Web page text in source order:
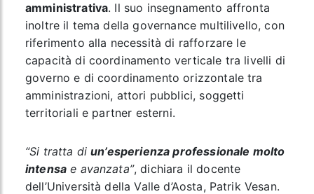
amministrativa. Il suo insegnamento affronta
inoltre il tema della governance multilivello, con
riferimento alla necessità di rafforzare le
capacità di coordinamento verticale tra livelli di
governo e di coordinamento orizzontale tra
amministrazioni, attori pubblici, soggetti
territoriali e partner esterni.
“Si tratta diun’esperienza professionale molto
intensa e avanzata”, dichiara il docente
dell’Università della Valle d’Aosta, Patrik Vesan.